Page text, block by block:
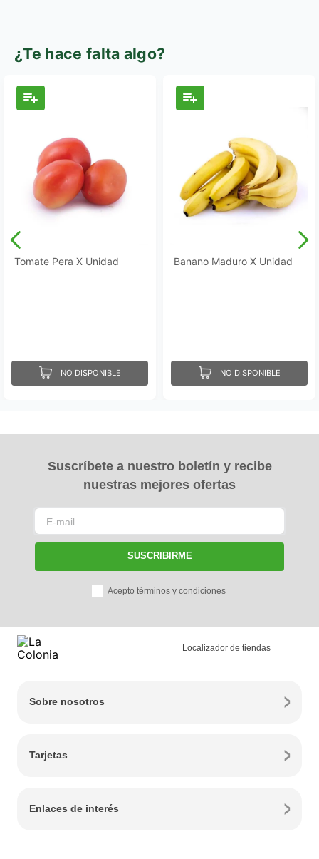
¿Te hace falta algo?
Tomate Pera X Unidad
NO DISPONIBLE
Banano Maduro X Unidad
NO DISPONIBLE
Suscríbete a nuestro boletín y recibe
nuestras mejores ofertas
SUSCRIBIRME
Acepto términos y condiciones
Localizador de tiendas
Sobre nosotros
Tarjetas
Enlaces de interés